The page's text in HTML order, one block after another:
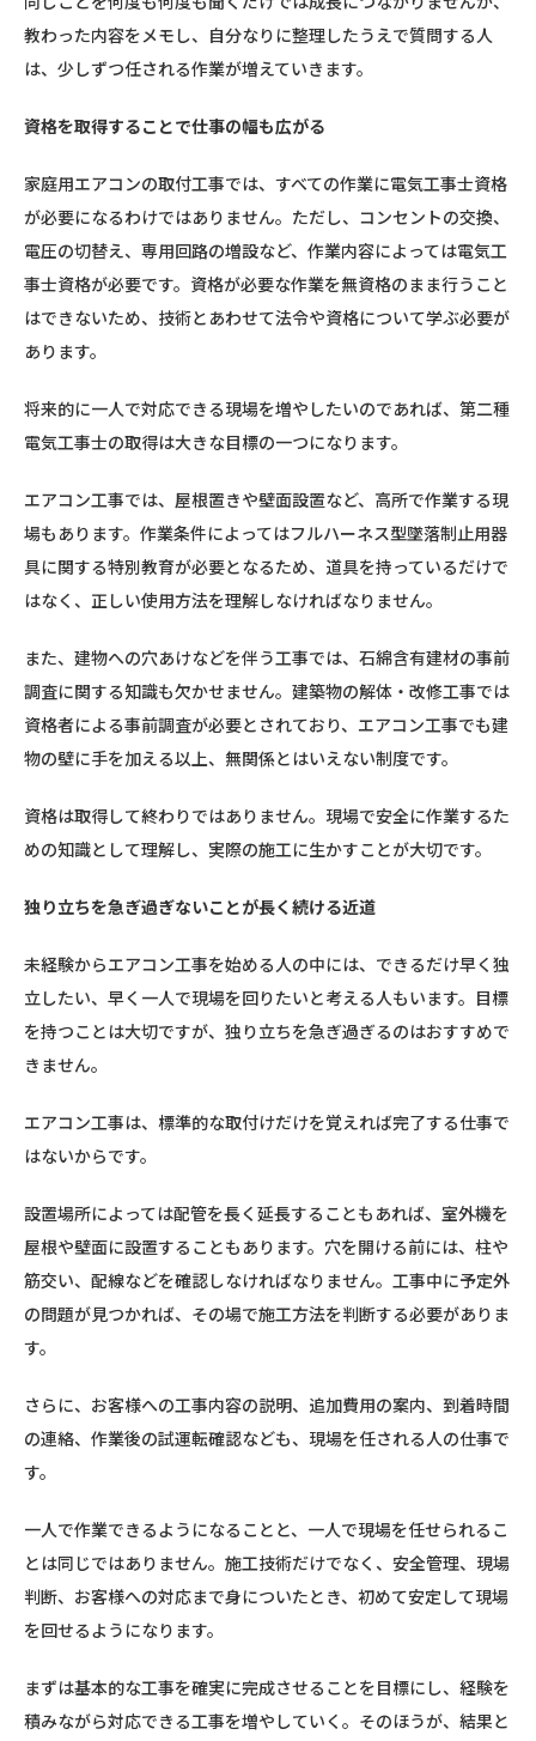
教わった内容をメモし、自分なりに整理したうえで質問する人
は、少しずつ任される作業が増えていきます。
資格を取得することで仕事の幅も広がる
家庭用エアコンの取付工事では、すべての作業に電気工事士資格
が必要になるわけではありません。ただし、コンセントの交換、
電圧の切替え、専用回路の増設など、作業内容によっては電気工
事士資格が必要です。資格が必要な作業を無資格のまま行うこと
はできないため、技術とあわせて法令や資格について学ぶ必要が
あります。
将来的に一人で対応できる現場を増やしたいのであれば、第二種
電気工事士の取得は大きな目標の一つになります。
エアコン工事では、屋根置きや壁面設置など、高所で作業する現
場もあります。作業条件によってはフルハーネス型墜落制止用器
具に関する特別教育が必要となるため、道具を持っているだけで
はなく、正しい使用方法を理解しなければなりません。
また、建物への穴あけなどを伴う工事では、石綿含有建材の事前
調査に関する知識も欠かせません。建築物の解体・改修工事では
資格者による事前調査が必要とされており、エアコン工事でも建
物の壁に手を加える以上、無関係とはいえない制度です。
資格は取得して終わりではありません。現場で安全に作業するた
めの知識として理解し、実際の施工に生かすことが大切です。
独り立ちを急ぎ過ぎないことが長く続ける近道
未経験からエアコン工事を始める人の中には、できるだけ早く独
立したい、早く一人で現場を回りたいと考える人もいます。目標
を持つことは大切ですが、独り立ちを急ぎ過ぎるのはおすすめで
きません。
エアコン工事は、標準的な取付けだけを覚えれば完了する仕事で
はないからです。
設置場所によっては配管を長く延長することもあれば、室外機を
屋根や壁面に設置することもあります。穴を開ける前には、柱や
筋交い、配線などを確認しなければなりません。工事中に予定外
の問題が見つかれば、その場で施工方法を判断する必要がありま
す。
さらに、お客様への工事内容の説明、追加費用の案内、到着時間
の連絡、作業後の試運転確認なども、現場を任される人の仕事で
す。
一人で作業できるようになることと、一人で現場を任せられるこ
とは同じではありません。施工技術だけでなく、安全管理、現場
判断、お客様への対応まで身についたとき、初めて安定して現場
を回せるようになります。
まずは基本的な工事を確実に完成させることを目標にし、経験を
積みながら対応できる工事を増やしていく。そのほうが、結果と